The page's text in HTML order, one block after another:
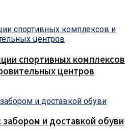
спортивных комплексов
центров
забором и доставкой обуви